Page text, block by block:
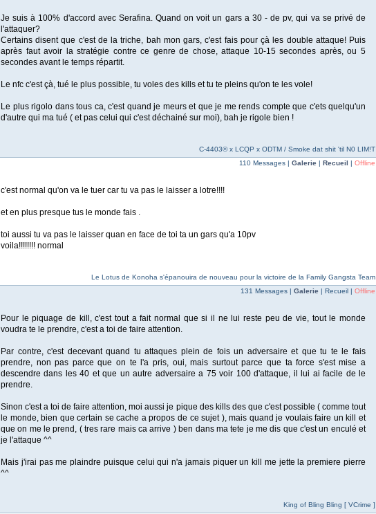
Je suis à 100% d'accord avec Serafina. Quand on voit un gars a 30 - de pv, qui va se privé de
l'attaquer?
Certains disent que c'est de la triche, bah mon gars, c'est fais pour çà les double attaque! Puis
après faut avoir la stratégie contre ce genre de chose, attaque 10-15 secondes après, ou 5
secondes avant le temps répartit.
Le nfc c'est çà, tué le plus possible, tu voles des kills et tu te pleins qu'on te les vole!
Le plus rigolo dans tous ca, c'est quand je meurs et que je me rends compte que c'ets quelqu'un
d'autre qui ma tué ( et pas celui qui c'est déchainé sur moi), bah je rigole bien !
C-4403© x LCQP x ODTM / Smoke dat shit 'til N0 LIM!T
110 Messages | Galerie | Recueil | Offline
c'est normal qu'on va le tuer car tu va pas le laisser a lotre!!!!
et en plus presque tus le monde fais .
toi aussi tu va pas le laisser quan en face de toi ta un gars qu'a 10pv
voila!!!!!!!! normal
Le Lotus de Konoha s'épanouira de nouveau pour la victoire de la Family Gangsta Team
131 Messages | Galerie | Recueil | Offline
Pour le piquage de kill, c'est tout a fait normal que si il ne lui reste peu de vie, tout le monde
voudra te le prendre, c'est a toi de faire attention.
Par contre, c'est decevant quand tu attaques plein de fois un adversaire et que tu te le fais
prendre, non pas parce que on te l'a pris, oui, mais surtout parce que ta force s'est mise a
descendre dans les 40 et que un autre adversaire a 75 voir 100 d'attaque, il lui ai facile de le
prendre.
Sinon c'est a toi de faire attention, moi aussi je pique des kills des que c'est possible ( comme tout
le monde, bien que certain se cache a propos de ce sujet ), mais quand je voulais faire un kill et
que on me le prend, ( tres rare mais ca arrive ) ben dans ma tete je me dis que c'est un enculé et
je l'attaque ^^
Mais j'irai pas me plaindre puisque celui qui n'a jamais piquer un kill me jette la premiere pierre
^^
King of Bling Bling [ VCrime ]